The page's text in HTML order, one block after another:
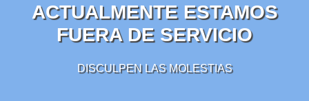
ACTUALMENTE ESTAMOS
FUERA DE SERVICIO
DISCULPEN LAS MOLESTIAS